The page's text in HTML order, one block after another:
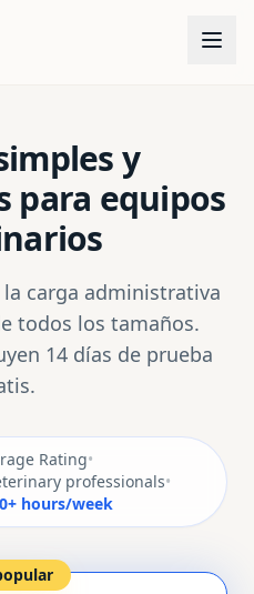
y
para equipos
carga administrativa
todos los tamaños.
14 días de prueba
Rating•
professionals•
hours/week